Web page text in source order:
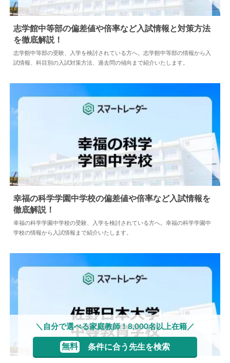
中学情報 2024.04.02
志学館中等部の偏差値や倍率など入試情報と対策方法
を徹底解説！
志学館中等部の受験、入学を検討されている方へ。志学館中等部の情報から入
試情報、科目別の入試対策方法、過去問の傾向まで紹介いたします。
中学情報 2024.05.10
幸福の科学学園中学校の偏差値や倍率など入試情報を
徹底解説！
幸福の科学学園中学校の受験、入学を検討されている方へ。幸福の科学学園中
学校の情報から入試情報まで紹介いたします。
＼自分で選べる家庭教師！8,000名以上在籍／
無料 条件に合う先生を検索